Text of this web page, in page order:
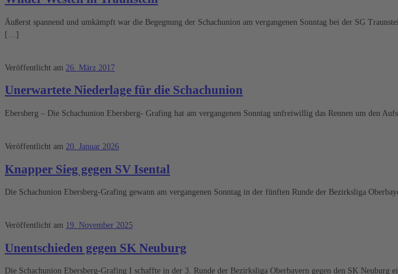
Äußerst spannend und umkämpft war die Begegnung der Schachunion am vergangenen Sonntag bei der SG
[…]
Veröffentlicht am 26. März 2017
Unerwartete Niederlage für die Schachunion
Ebersberg – Die Schachunion Ebersberg- Grafing hat am vergangenen Sonntag unfreiwillig das Rennen um den
Veröffentlicht am 20. Januar 2026
Knapper Sieg gegen SV Isental
Die Schachunion Ebersberg-Grafing gewann am vergangenen Sonntag in der fünften Runde der Bezirksliga
Veröffentlicht am 19. November 2025
Unentschieden gegen SK Neuburg
Die Schachunion Ebersberg-Grafing I schaffte in der 3. Runde der Bezirksliga Oberbayern gegen den SK